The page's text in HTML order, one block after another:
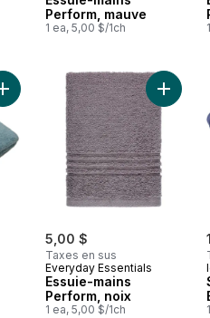
Perform, mauve
1 ea, 5,00 $/1ch
Ajouter Serviette de bain Hygro –
5,00 $
Taxes en sus
Everyday Essentials
Essuie-mains
Perform, noix
1 ea, 5,00 $/1ch
Ajouter